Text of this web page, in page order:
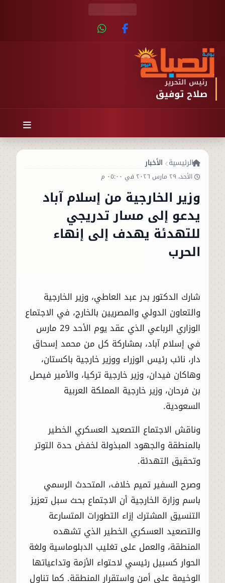
رئيس التحرير
صلاح توفيق
الرئيسية الأخبار
الأحد، ٢٩ مارس ٢٠٢٦ في ٠٥:٠٠ م
وزير الخارجية من إسلام آباد
يدعو إلى مسار تدريجي
للتهدئة يهدف إلى إنهاء
الحرب
شارك الدكتور بدر عبد العاطي، وزير الخارجية
والتعاون الدولي والمصريين بالخارج، في الاجتماع
الوزاري الرباعي الذي عقد يوم الأحد 29 مارس
في إسلام آباد، بمشاركة كل من محمد إسحاق
دار، نائب رئيس الوزراء ووزير خارجية باكستان،
وهاكان فيدان، وزير خارجية تركيا، والأمير فيصل
بن فرحان، وزير خارجية المملكة العربية
السعودية.
وناقش الاجتماع التصعيد العسكري الخطير
بالمنطقة والجهود المبذولة لخفض حدة التوتر
وتحقيق التهدئة.
وصرح السفير تميم خلاف، المتحدث الرسمي
باسم وزارة الخارجية أن الاجتماع بحث سبل تعزيز
التنسيق المشترك إزاء التطورات المتسارعة
والتصعيد العسكري الخطير الذي تشهده
المنطقة، والعمل على تغليب الدبلوماسية ولغة
الحوار كسبيل رئيسي لاحتواء الأزمة وتداعياتها
الوخيمة على أمن واستقرار المنطقة. كما تناول